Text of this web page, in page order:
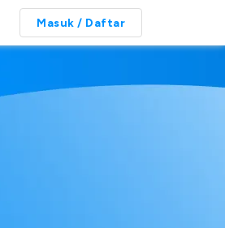
Masuk / Daftar